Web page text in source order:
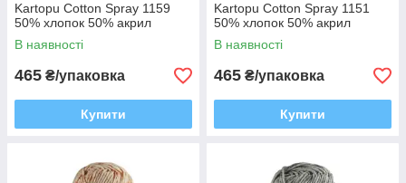
Kartopu Cotton Spray 1159
50% хлопок 50% акрил
В наявності
465 ₴/упаковка
Купити
Kartopu Cotton Spray 1151
50% хлопок 50% акрил
В наявності
465 ₴/упаковка
Купити